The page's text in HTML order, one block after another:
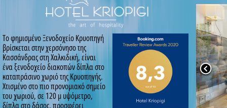
Το φημισμένο Ξενοδοχείο Κρυοπηγή
βρίσκεται στην χερσόνησο της
Κασσάνδρας στη Χαλκιδική, είναι
ένα ξενοδοχείο διακοπών δίπλα στο
καταπράσινο χωριό της Κρυοπηγής.
Χτισμένο στο πιο προνομιακό σημείο
του χωριού, σε 120 μ υψόμετρο,
δίπλα στο δάσος, προσφέρει